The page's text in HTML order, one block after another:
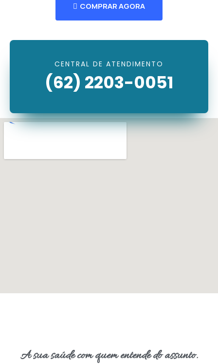
COMPRAR AGORA
CENTRAL DE ATENDIMENTO
(62) 2203-0051
A sua saúde com quem entende do assunto.